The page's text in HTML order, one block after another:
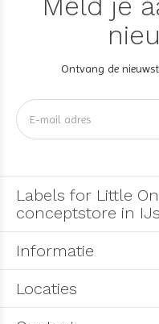
Ontvang de
Labels for Little
conceptstore in
Informatie
Locaties